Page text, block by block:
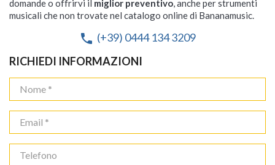
domande o offrirvi il miglior preventivo , anche per strumenti
musicali che non trovate nel catalogo online di Bananamusic.
phone (+39) 0444 134 3209
RICHIEDI INFORMAZIONI